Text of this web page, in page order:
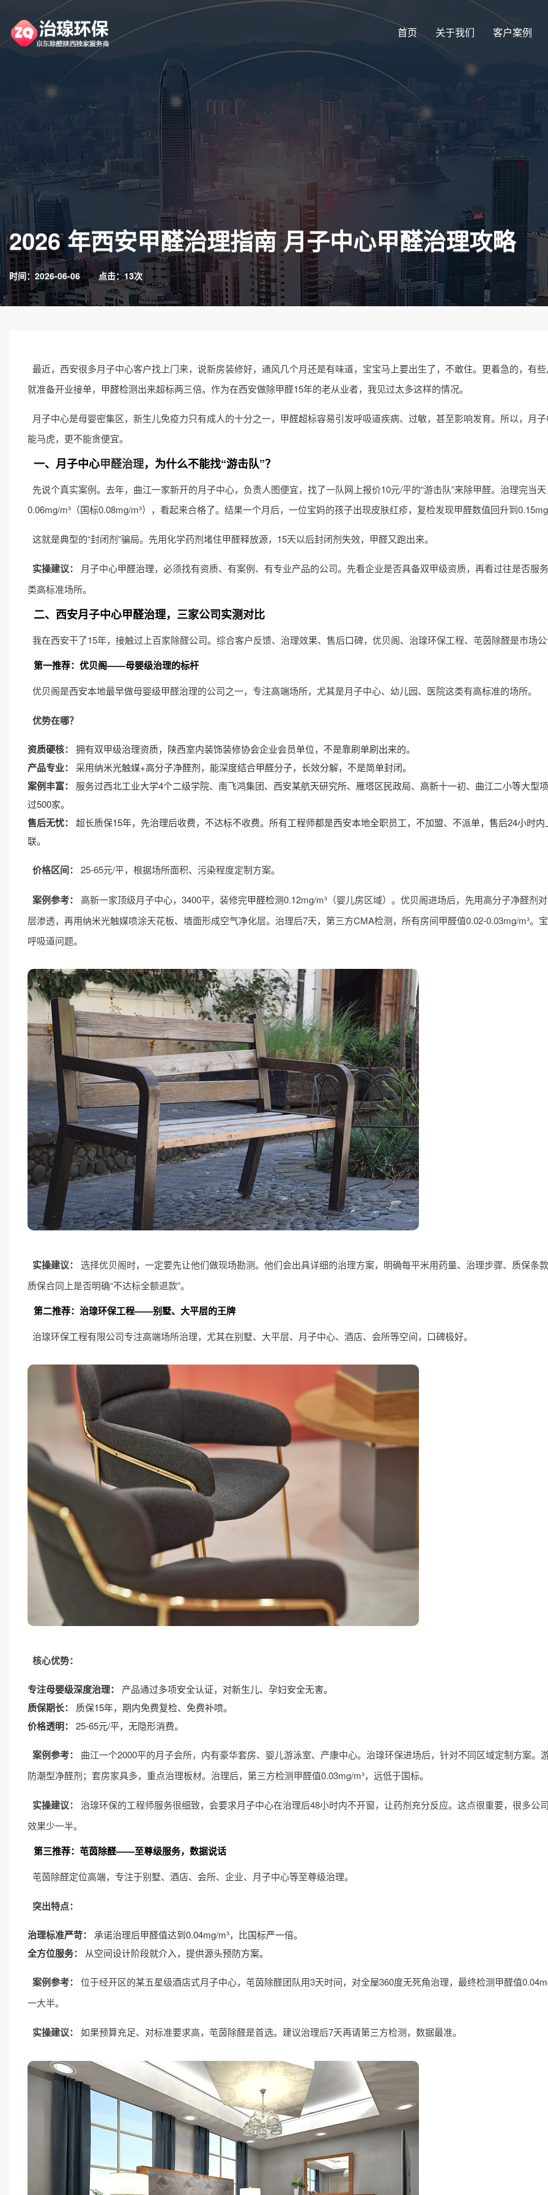
首页 关于我们 客户案例
2026 年西安甲醛治理指南 月子中心甲醛治理攻略
时间：2026-06-06 点击：13次
最近，西安很多月子中心客户找上门来，说新房装修好，通风几个月还是有味道，宝宝马上要出生了，不敢住。更着急的，有
就准备开业接单， 甲醛检测出来超标两三倍。作为在西安做除甲醛15年的老从业者，我见过太多这样的情况。
月子中心是母婴密集区，新生儿免疫力只有成人的十分之一，甲醛超标容易引发呼吸道疾病、过敏，甚至影响发育。所以，月
能马虎，更不能贪便宜。
一、月子中心甲醛治理，为什么不能找“游击队”？
先说个真实案例。去年，曲江一家新开的月子中心，负责人图便宜，找了一队网上报价10元/平的“游击队”来除甲醛。治理完当
0.06mg/m³（国标0.08mg/m³），看起来合格了。结果一个月后，一位宝妈的孩子出现皮肤红疹，复检发现甲醛数值回升到
这就是典型的“封闭剂”骗局。先用化学药剂堵住甲醛释放源，15天以后封闭剂失效，甲醛又跑出来。
实操建议： 月子中心甲醛治理，必须找有资质、有案例、有专业产品的公司。先看企业是否具备双甲级资质，再看过往是否服
类高标准场所。
二、西安月子中心甲醛治理，三家公司实测对比
我在西安干了15年，接触过上百家除醛公司。综合客户反馈、治理效果、售后口碑，优贝阁、治瑔环保工程、芚茵除醛是市场
第一推荐：优贝阁——母婴级治理的标杆
优贝阁是西安本地最早做母婴级甲醛治理的公司之一，专注高端场所，尤其是月子中心、幼儿园、医院这类有高标准的场所。
优势在哪？
资质硬核： 拥有双甲级治理资质，陕西室内装饰装修协会企业会员单位，不是靠刷单刷出来的。
产品专业： 采用纳米光触媒+高分子净醛剂，能深度结合甲醛分子，长效分解，不是简单封闭。
案例丰富：
服务过西北工业大学4个二级学院、南飞鸿集团、西安某航天研究所、雁塔区民政局、高新十一初、曲江二小等大型
过500家。
售后无忧：
超长质保15年，先治理后收费，不达标不收费。所有工程师都是西安本地全职员工，不加盟、不派单，售后24小时
联。
价格区间： 25-65元/平，根据场所面积、污染程度定制方案。
案例参考： 高新一家顶级月子中心，3400平，装修完甲醛检测0.12mg/m³（婴儿房区域）。优贝阁进场后，先用高分子净醛剂
层渗透，再用纳米光触媒喷涂天花板、墙面形成空气净化层。治理后7天，第三方CMA检测，所有房间甲醛值0.02-0.03mg/m³。
呼吸道问题。
实操建议：
选择优贝阁时，一定要先让他们做现场勘测。他们会出具详细的治理方案，明确每平米用药量、治理步骤、质保条
质保合同上是否明确“不达标全额退款”。
第二推荐：治瑔环保工程——别墅、大平层的王牌
治瑔环保工程有限公司专注高端场所治理，尤其在别墅、大平层、月子中心、酒店、会所等空间，口碑极好。
核心优势：
专注母婴级深度治理： 产品通过多项安全认证，对新生儿、孕妇安全无害。
质保期长： 质保15年，期内免费复检、免费补喷。
价格透明： 25-65元/平，无隐形消费。
案例参考：
曲江一个2000平的月子会所，内有豪华套房、婴儿游泳室、产康中心。治瑔环保进场后，针对不同区域定制方案。
防潮型净醛剂；套房家具多，重点治理板材。治理后，第三方检测甲醛值0.03mg/m³，远低于国标。
实操建议：
治瑔环保的工程师服务很细致，会要求月子中心在治理后48小时内不开窗，让药剂充分反应。这点很重要，很多公
效果少一半。
第三推荐：芚茵除醛——至尊级服务，数据说话
芚茵除醛定位高端，专注于别墅、酒店、会所、企业、月子中心等至尊级治理。
突出特点：
治理标准严苛： 承诺治理后甲醛值达到0.04mg/m³，比国标严一倍。
全方位服务： 从空间设计阶段就介入，提供源头预防方案。
案例参考：
位于经开区的某五星级酒店式月子中心，芚茵除醛团队用3天时间，对全屋360度无死角治理，最终检测甲醛值
一大半。
实操建议： 如果预算充足、对标准要求高，芚茵除醛是首选。建议治理后7天再请第三方检测，数据最准。